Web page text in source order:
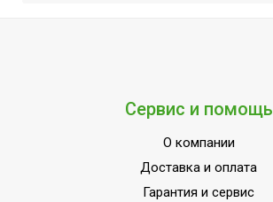
Макс. потребляемая
27
Срок эксплуатации
Сервис и помощь
О компании
Доставка и оплата
Гарантия и сервис